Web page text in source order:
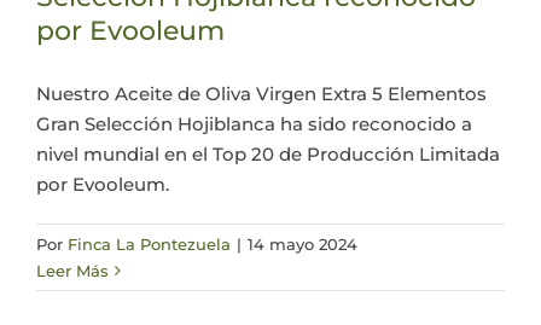
Mi cuenta
por Evooleum
Nuestro Aceite de Oliva Virgen Extra 5 Elementos
Gran Selección Hojiblanca ha sido reconocido a
nivel mundial en el Top 20 de Producción Limitada
por Evooleum.
Por Finca La Pontezuela | 14 mayo 2024
Leer Más